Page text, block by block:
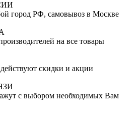
город РФ, самовывоз в Москве
на все товары
скидки и акции
с выбором необходимых Вам